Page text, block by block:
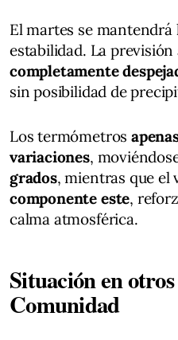
El martes se mantendrá
estabilidad. La previsión
completamente
sin posibilidad de
Los termómetros
variaciones,
grados, mientras que el
componente este,
calma atmosférica.
Situación en
Comunidad